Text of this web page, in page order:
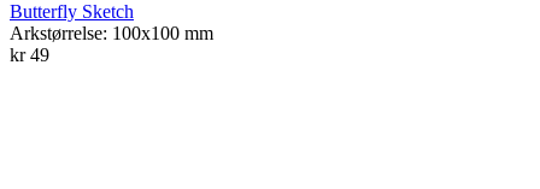
Butterfly Sketch
Arkstørrelse: 100x100 mm
kr 49